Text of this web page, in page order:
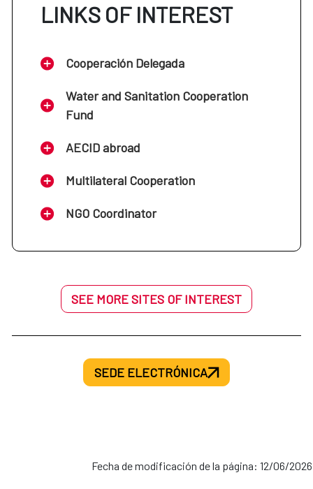
LINKS OF INTEREST
Cooperación Delegada
Water and Sanitation Cooperation
Fund
AECID abroad
Multilateral Cooperation
NGO Coordinator
SEE MORE SITES OF INTEREST
SEDE ELECTRÓNICA
Fecha de modificación de la página: 12/06/2026